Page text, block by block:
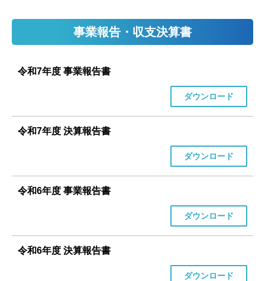
事業報告・収支決算書
令和7年度 事業報告書
ダウンロード
令和7年度 決算報告書
ダウンロード
令和6年度 事業報告書
ダウンロード
令和6年度 決算報告書
ダウンロード